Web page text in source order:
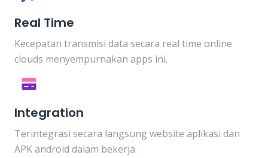
Real Time
Kecepatan transmisi data secara real time online
clouds menyempurnakan apps ini.
Integration
Terintegrasi secara langsung website aplikasi dan
APK android dalam bekerja.